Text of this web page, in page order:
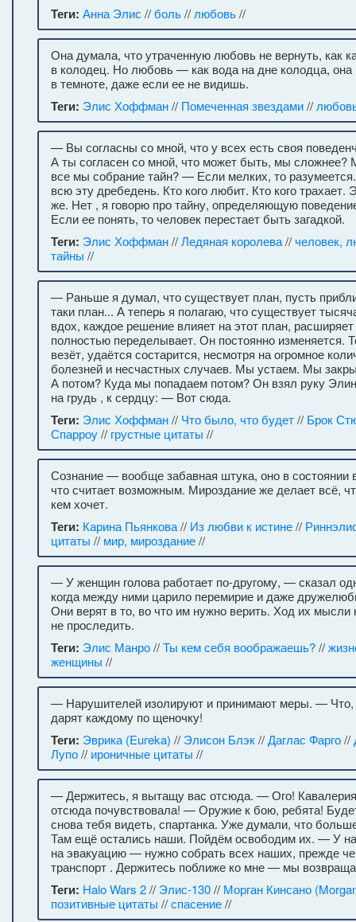
Теги: Анна Элис //боль// любовь//
Она думала, что утраченную любовь не вернуть, как
в колодец. Но любовь — как вода на дне колодца,
в темноте, даже если ее не видишь.
Теги: Элис Хоффман// Помеченная звездами//
— Вы согласны со мной, что у всех есть своя
А ты согласен со мной, что может быть, мы сложнее?
все мы собрание тайн? — Если мелких, то
всю эту дребедень. Кто кого любит. Кто кого трахает.
же. Нет , я говорю про тайну, определяющую
Если ее понять, то человек перестает быть загадкой.
Теги: Элис Хоффман//Ледяная королева//человек,
тайны //
— Раньше я думал, что существует план, пусть
таки план... А теперь я полагаю, что существует
вдох, каждое решение влияет на этот план, расширяет
полностью переделывает. Он постоянно изменяется.
везёт, удаётся состарится, несмотря на огромное
болезней и несчастных случаев. Мы устаем. Мы
А потом? Куда мы попадаем потом? Он взял руку
на грудь , к сердцу: — Вот сюда.
Теги: Элис Хоффман// Что было, что будет// Брок
Спарроу// грустные цитаты //
Сознание — вообще забавная штука, оно в состоянии
что считает возможным. Мироздание же делает всё,
кем хочет.
Теги: Карина Пьянкова// Из любви к истине//
цитаты // мир, мироздание//
— У женщин голова работает по-другому, — сказал
когда между ними царило перемирие и даже
Они верят в то, во что им нужно верить. Ход их мысли
не проследить.
Теги: Элис Манро//Ты кем себя воображаешь?//
женщины //
­­­­— Нарушителей изолируют и принимают меры. ­­— Что,
дарят каждому по щеночку!
Теги: Эврика (Eureka) // Элисон Блэк//Даглас Фарго//
Лупо// ироничные цитаты //
— Держитесь, я вытащу вас отсюда. — Ого!
отсюда почувствовала! — Оружие к бою, ребята!
снова тебя видеть, спартанка. Уже думали, что
Там ещё остались наши. Пойдём освободим их. — У
на эвакуацию — нужно собрать всех наших, прежде
транспорт . Держитесь поближе ко мне — мы
Теги: Halo Wars 2// Элис-130// Морган Кинсано
позитивные цитаты //спасение//